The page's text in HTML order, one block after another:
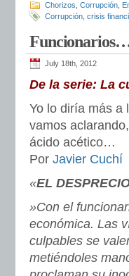
Chorizos Corrupción
Corrupción crisis
July 18th, 2012
De la serie: La
Yo lo diría más a
vamos
ácido acético…
Por Javier Cuchí
«EL
»Con el
económica. Las
culpables se
metiéndoles